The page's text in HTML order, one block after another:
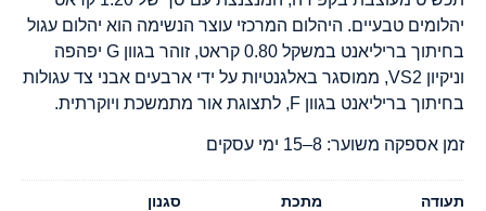
יהלומים טבעיים. היהלום המרכזי עוצר הנשימה הוא יהלום עגול
בחיתוך בריליאנט במשקל 0.80 קראט, זוהר בגוון G יפהפה
וניקיון VS2, ממוסגר באלגנטיות על ידי ארבעים אבני צד עגולות
בחיתוך בריליאנט בגוון F, לתצוגת אור מתמשכת ויוקרתית.
זמן אספקה משוער: 8–15 ימי עסקים
תעודה מתכת סגנון